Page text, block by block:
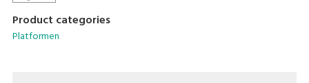
Product categories
Platformen